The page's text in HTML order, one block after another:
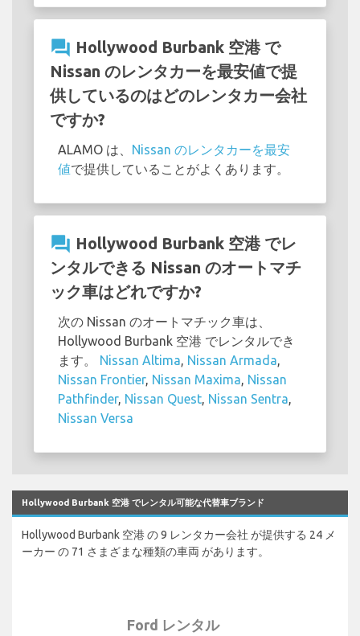
question_answer Hollywood Burbank 空港 で
Nissan のレンタカーを最安値で提
供しているのはどのレンタカー会社
ですか?
ALAMO は、 Nissan のレンタカーを最安
値で提供していることがよくあります。
question_answer Hollywood Burbank 空港 でレ
ンタルできる Nissan のオートマチ
ック車はどれですか?
次の Nissan のオートマチック車は、
Hollywood Burbank 空港 でレンタルでき
ます。 Nissan Altima Nissan Armada
Nissan Frontier, Nissan Maxima Nissan
Pathfinder, Nissan Quest Nissan Sentra
Nissan Versa
Hollywood Burbank 空港 でレンタル可能な代替車ブランド
Hollywood Burbank 空港 の 9 レンタカー会社 が提供する 24 メ
ーカー の 71 さまざまな種類の車両 があります。
Ford レンタル